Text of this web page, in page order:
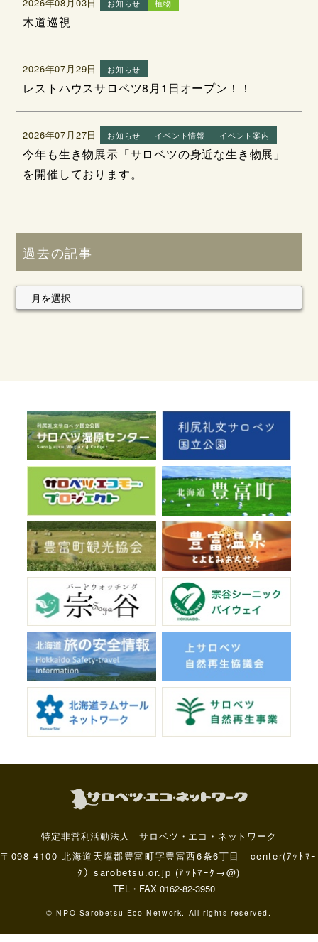
お知らせ 植物
木道巡視
2026年07月29日 お知らせ
レストハウスサロベツ8月1日オープン！！
2026年07月27日 お知らせ イベント情報 イベント案内
今年も生き物展示「サロベツの身近な生き物展」
を開催しております。
過去の記事
特定非営利活動法人 サロベツ・エコ・ネットワーク
〒098-4100 北海道天塩郡豊富町字豊富西6条6丁目 center(ｱｯﾄﾏｰ
ｸ）sarobetsu.or.jp (ｱｯﾄﾏｰｸ→@)
TEL・FAX 0162-82-3950
© NPO Sarobetsu Eco Network. All rights reserved.